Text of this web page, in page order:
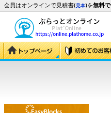
会員はオンラインで見積書(見本)を無料